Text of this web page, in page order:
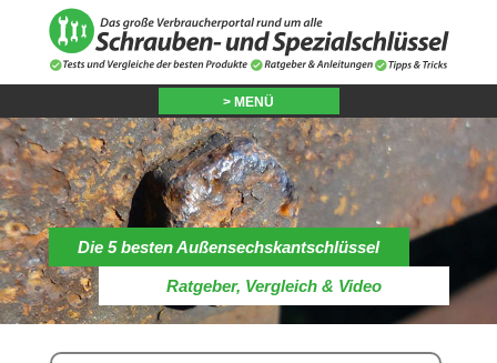
Die 5 besten Außensechskantschlüssel
Ratgeber, Vergleich & Video
> MENÜ